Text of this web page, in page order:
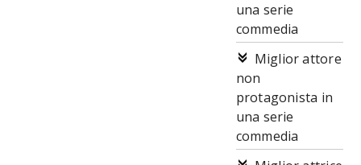
una serie
commedia
Miglior attore
non
protagonista in
una serie
commedia